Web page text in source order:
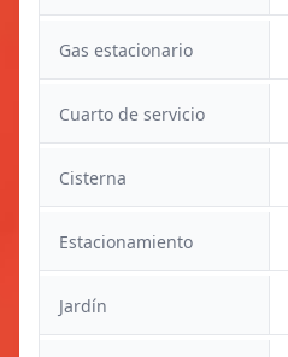
Gas estacionario
Cuarto de servicio
Cisterna
Estacionamiento
Jardín